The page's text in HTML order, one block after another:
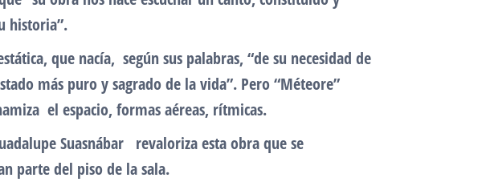
historia”.
que nacía, según sus palabras, “de su necesidad de
más puro y sagrado de la vida”. Pero “Méteore”
el espacio, formas aéreas, rítmicas.
Suasnábar revaloriza esta obra que se
parte del piso de la sala.